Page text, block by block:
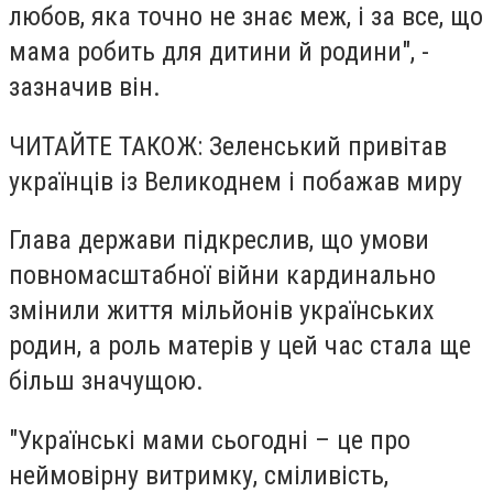
любов, яка точно не знає меж, і за все, що
мама робить для дитини й родини", -
зазначив він.
ЧИТАЙТЕ ТАКОЖ: Зеленський привітав
українців із Великоднем і побажав миру
Глава держави підкреслив, що умови
повномасштабної війни кардинально
змінили життя мільйонів українських
родин, а роль матерів у цей час стала ще
більш значущою.
"Українські мами сьогодні – це про
неймовірну витримку, сміливість,